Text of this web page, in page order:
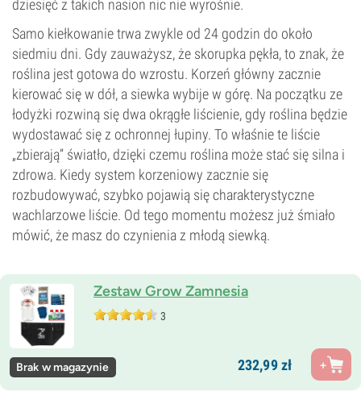
dziesięć z takich nasion nic nie wyrośnie.
Samo kiełkowanie trwa zwykle od 24 godzin do około
siedmiu dni. Gdy zauważysz, że skorupka pękła, to znak, że
roślina jest gotowa do wzrostu. Korzeń główny zacznie
kierować się w dół, a siewka wybije w górę. Na początku ze
łodyżki rozwiną się dwa okrągłe liścienie, gdy roślina będzie
wydostawać się z ochronnej łupiny. To właśnie te liście
„zbierają” światło, dzięki czemu roślina może stać się silna i
zdrowa. Kiedy system korzeniowy zacznie się
rozbudowywać, szybko pojawią się charakterystyczne
wachlarzowe liście. Od tego momentu możesz już śmiało
mówić, że masz do czynienia z młodą siewką.
Zestaw Grow Zamnesia
3
Brak w magazynie 232,99zł